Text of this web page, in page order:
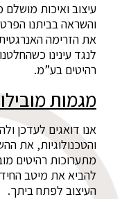
עיצוב ואיכות מושלם
והשראה בביתנו
את הזרימה
לנגד עינינו
רהיטים בע”מ.
מגמות
אנו דואגים לעדכן
והטכנולוגיות, את
מתערוכות רהיטים
להביא את מיטב
העיצוב לפתח ביתך.